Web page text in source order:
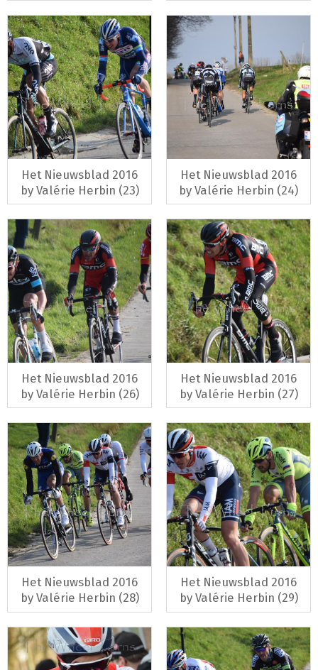
Het Nieuwsblad 2016
by Valérie Herbin (23)
Het Nieuwsblad 2016
by Valérie Herbin (24)
Het Nieuwsblad 2016
by Valérie Herbin (26)
Het Nieuwsblad 2016
by Valérie Herbin (27)
Het Nieuwsblad 2016
by Valérie Herbin (28)
Het Nieuwsblad 2016
by Valérie Herbin (29)